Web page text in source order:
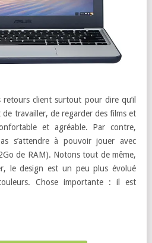
client surtout pour dire qu’il
travailler, de regarder des films et
et agréable. Par contre,
s’attendre à pouvoir jouer avec
de RAM). Notons tout de même,
le design est un peu plus évolué
Chose importante : il est